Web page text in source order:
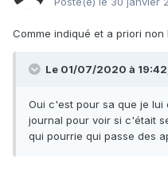
Comme indiqué et a priori non
Le 01/07/2020 à
Oui c'est pour sa que je lui
journal pour voir si c'était
qui pourrie qui passe des